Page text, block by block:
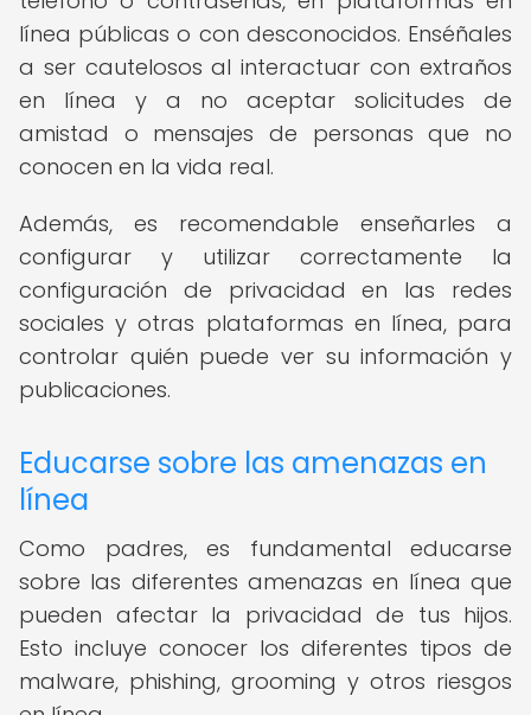
línea públicas o con desconocidos. Enséñales
a ser cautelosos al interactuar con extraños
en línea y a no aceptar solicitudes de
amistad o mensajes de personas que no
conocen en la vida real.
Además, es recomendable enseñarles a
configurar y utilizar correctamente la
configuración de privacidad en las redes
sociales y otras plataformas en línea, para
controlar quién puede ver su información y
publicaciones.
Educarse sobre las amenazas en
línea
Como padres, es fundamental educarse
sobre las diferentes amenazas en línea que
pueden afectar la privacidad de tus hijos.
Esto incluye conocer los diferentes tipos de
malware, phishing, grooming y otros riesgos